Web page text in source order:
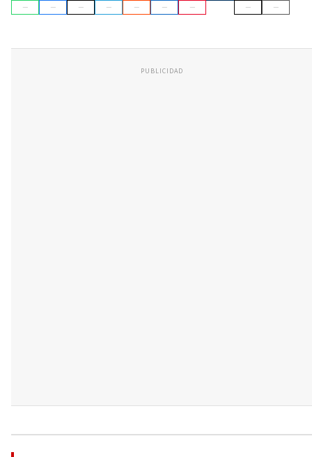
PUBLICIDAD